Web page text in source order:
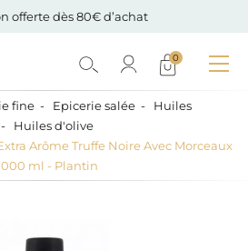
offerte dès 80€ d’achat
0
fine Epicerie salée
Huiles
Huiles d'olive
Arôme Truffe Noire Avec Morceaux
ml - Plantin